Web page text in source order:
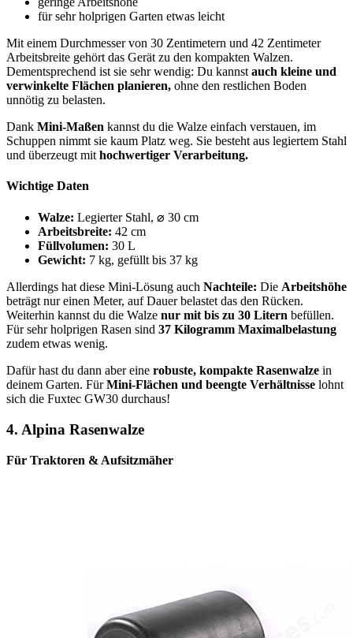
für sehr holprigen Garten etwas leicht
Mit einem Durchmesser von 30 Zentimetern und 42 Zentimeter
Arbeitsbreite gehört das Gerät zu den kompakten Walzen.
Dementsprechend ist sie sehr wendig: Du kannst auch kleine und
verwinkelte Flächen planieren, ohne den restlichen Boden
unnötig zu belasten.
Dank Mini-Maßen kannst du die Walze einfach verstauen, im
Schuppen nimmt sie kaum Platz weg. Sie besteht aus legiertem Stahl
und überzeugt mit hochwertiger Verarbeitung.
Wichtige Daten
Walze: Legierter Stahl, ⌀ 30 cm
Arbeitsbreite: 42 cm
Füllvolumen: 30 L
Gewicht: 7 kg, gefüllt bis 37 kg
Allerdings hat diese Mini-Lösung auch Nachteile: Die Arbeitshöhe
beträgt nur einen Meter, auf Dauer belastet das den Rücken.
Weiterhin kannst du die Walze nur mit bis zu 30 Litern befüllen.
Für sehr holprigen Rasen sind 37 Kilogramm Maximalbelastung
zudem etwas wenig.
Dafür hast du dann aber eine robuste, kompakte Rasenwalze in
deinem Garten. FürMini-Flächen und beengte Verhältnisse lohnt
sich die Fuxtec GW30 durchaus!
4. Alpina Rasenwalze
Für Traktoren & Aufsitzmäher